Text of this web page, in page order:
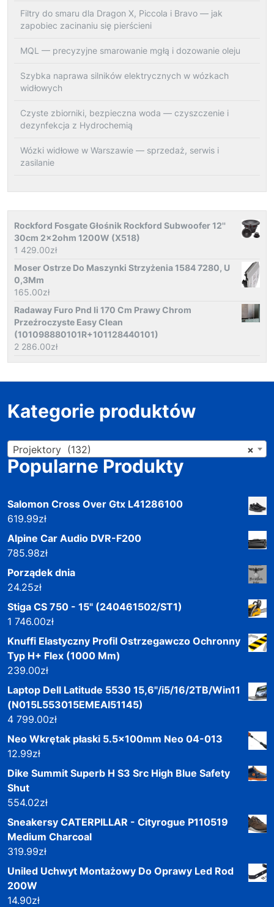
Filtry do smaru dla Dragon X, Piccola i Bravo — jak
zapobiec zacinaniu się pierścieni
MQL — precyzyjne smarowanie mgłą i dozowanie oleju
Szybka naprawa silników elektrycznych w wózkach
widłowych
Czyste zbiorniki, bezpieczna woda — czyszczenie i
dezynfekcja z Hydrochemią
Wózki widłowe w Warszawie — sprzedaż, serwis i
zasilanie
Rockford Fosgate Głośnik Rockford Subwoofer 12''
30cm 2x2ohm 1200W (X518)
1 429.00zł
Moser Ostrze Do Maszynki Strzyżenia 1584 7280, U
0,3Mm
165.00zł
Radaway Furo Pnd Ii 170 Cm Prawy Chrom
Przeźroczyste Easy Clean
(101098880101R+101128440101)
2 286.00zł
Kategorie produktów
×
Projektory (132)
Popularne Produkty
Salomon Cross Over Gtx L41286100
619.99zł
Alpine Car Audio DVR-F200
785.98zł
Porządek dnia
24.25zł
Stiga CS 750 - 15" (240461502/ST1)
1 746.00zł
Knuffi Elastyczny Profil Ostrzegawczo Ochronny
Typ H+ Flex (1000 Mm)
239.00zł
Laptop Dell Latitude 5530 15,6"/i5/16/2TB/Win11
(N015L553015EMEAI51145)
4 799.00zł
Neo Wkrętak płaski 5.5x100mm Neo 04-013
12.99zł
Dike Summit Superb H S3 Src High Blue Safety
Shut
554.02zł
Sneakersy CATERPILLAR - Cityrogue P110519
Medium Charcoal
319.99zł
Uniled Uchwyt Montażowy Do Oprawy Led Rod
200W
14.90zł